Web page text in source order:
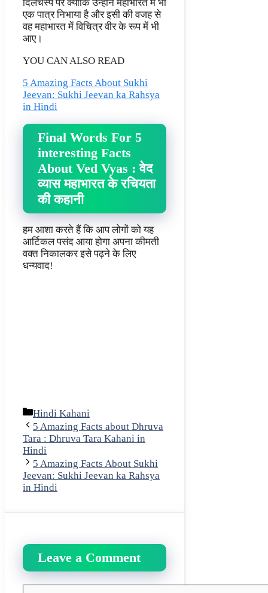
दिलचस्प पर क्योंकि उन्होंने महाभारत में भी
एक पात्र निभाया है और इसी की वजह से
वह महाभारत में विचित्र वीर के रूप में भी
आए।
YOU CAN ALSO READ
5 Amazing Facts About Sukhi
Jeevan: Sukhi Jeevan ka Rahsya
in Hindi
Final Words For 5
interesting Facts
About Ved Vyas : वेद
व्यास महाभारत के रचियता
की कहानी
हम आशा करते हैं कि आप लोगों को यह
आर्टिकल पसंद आया होगा अपना कीमती
वक्त निकालकर इसे पढ़ने के लिए
धन्यवाद!
Categories
Hindi Kahani
5 Amazing Facts about Dhruva
Tara : Dhruva Tara Kahani in
Hindi
5 Amazing Facts About Sukhi
Jeevan: Sukhi Jeevan ka Rahsya
in Hindi
Leave a Comment